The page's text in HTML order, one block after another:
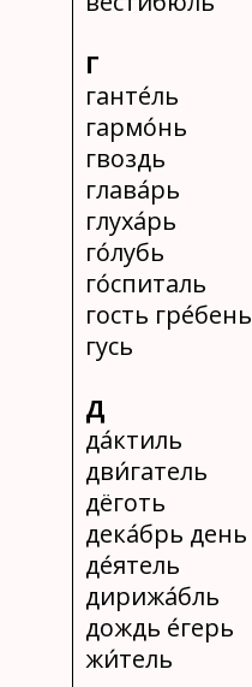
Г
ганте́ль
гармо́нь
гвоздь
глава́рь
глуха́рь
го́лубь
го́спиталь
гость гре́бень
гусь
Д
да́ктиль
дви́гатель
дёготь
дека́брь день
де́ятель
дирижа́бль
дождь е́герь
жи́тель